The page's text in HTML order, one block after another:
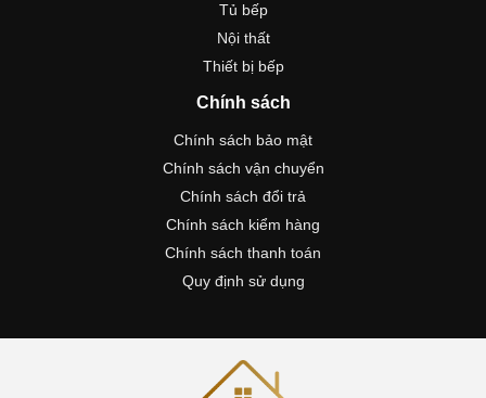
Tủ bếp
Nội thất
Thiết bị bếp
Chính sách
Chính sách bảo mật
Chính sách vận chuyển
Chính sách đổi trả
Chính sách kiểm hàng
Chính sách thanh toán
Quy định sử dụng